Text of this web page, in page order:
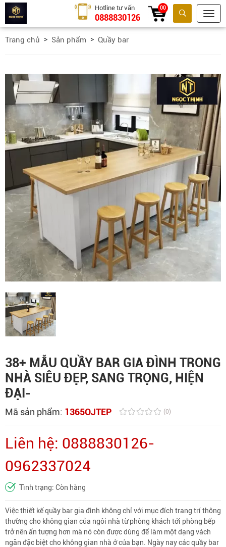
Tìm kiếm
Hotline tư vấn
0888830126
00
Trang chủ Sản phẩm Quầy bar
38+ MẪU QUẦY BAR GIA ĐÌNH TRONG
NHÀ SIÊU ĐẸP, SANG TRỌNG, HIỆN
ĐẠI-
Mã sản phẩm: 1365OJTEP (0)
Liên hệ: 0888830126-
0962337024
Tình trạng: Còn hàng
Việc thiết kế quầy bar gia đình không chỉ với mục đích trang trí thông
thường cho không gian của ngôi nhà từ phòng khách tới phòng bếp
trở nên ấn tượng hơn mà nó còn được dùng để làm một dạng vách
ngăn đặc biệt cho không gian nhà ở của bạn. Ngày nay các quầy bar